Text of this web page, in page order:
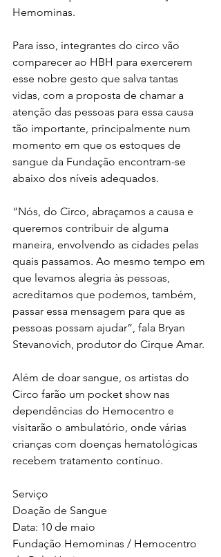
Hemominas.
Para isso, integrantes do circo vão
comparecer ao HBH para exercerem
esse nobre gesto que salva tantas
vidas, com a proposta de chamar a
atenção das pessoas para essa causa
tão importante, principalmente num
momento em que os estoques de
sangue da Fundação encontram-se
abaixo dos níveis adequados.
“Nós, do Circo, abraçamos a causa e
queremos contribuir de alguma
maneira, envolvendo as cidades pelas
quais passamos. Ao mesmo tempo em
que levamos alegria às pessoas,
acreditamos que podemos, também,
passar essa mensagem para que as
pessoas possam ajudar”, fala Bryan
Stevanovich, produtor do Cirque Amar.
Além de doar sangue, os artistas do
Circo farão um pocket show nas
dependências do Hemocentro e
visitarão o ambulatório, onde várias
crianças com doenças hematológicas
recebem tratamento contínuo.
Serviço
Doação de Sangue
Data: 10 de maio
Fundação Hemominas / Hemocentro